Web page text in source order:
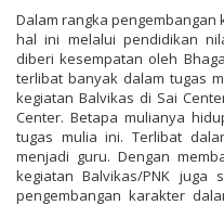
Dalam rangka
hal ini melalui pendidikan
diberi kesempatan oleh
terlibat banyak dalam tugas
kegiatan Balvikas di Sai
Center. Betapa mulianya
tugas mulia ini. Terlibat
menjadi guru. Dengan
kegiatan Balvikas/PNK juga
pengembangan karakter